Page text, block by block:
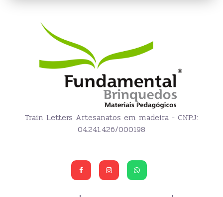
Train Letters Artesanatos em madeira - CNPJ:
04.241.426/000198